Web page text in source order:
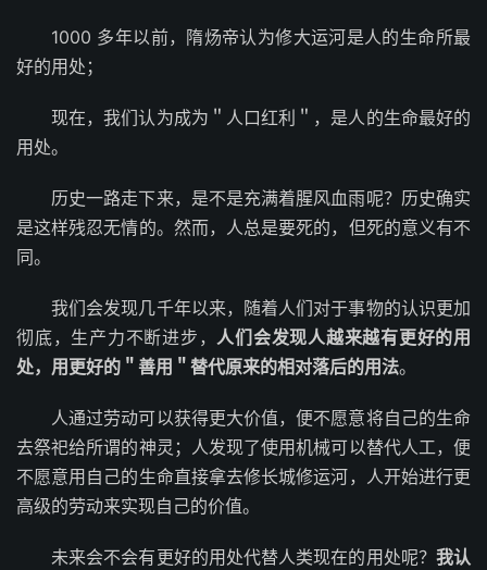
1000 多年以前，隋炀帝认为修大运河是人的生命所最
好的用处；
现在，我们认为成为＂人口红利＂，是人的生命最好的
用处。
历史一路走下来，是不是充满着腥风血雨呢？历史确实
是这样残忍无情的。然而，人总是要死的，但死的意义有不
同。
我们会发现几千年以来，随着人们对于事物的认识更加
彻底，生产力不断进步，人们会发现人越来越有更好的用
处，用更好的＂善用＂替代原来的相对落后的用法。
人通过劳动可以获得更大价值，便不愿意将自己的生命
去祭祀给所谓的神灵；人发现了使用机械可以替代人工，便
不愿意用自己的生命直接拿去修长城修运河，人开始进行更
高级的劳动来实现自己的价值。
未来会不会有更好的用处代替人类现在的用处呢？ 我认